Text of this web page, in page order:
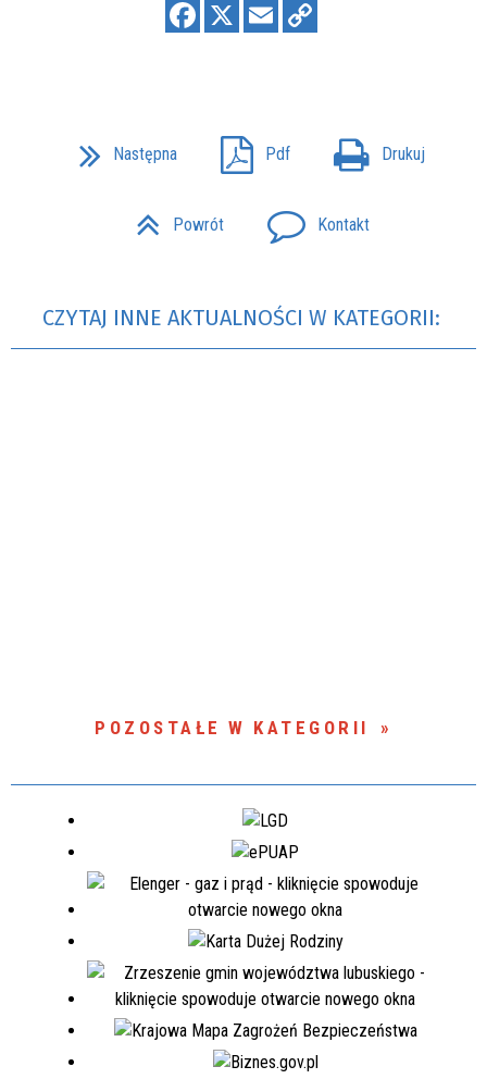
Następna Pdf Drukuj
Powrót Kontakt
CZYTAJ INNE AKTUALNOŚCI W KATEGORII:
POZOSTAŁE W KATEGORII